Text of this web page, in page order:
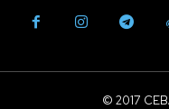
© 2017